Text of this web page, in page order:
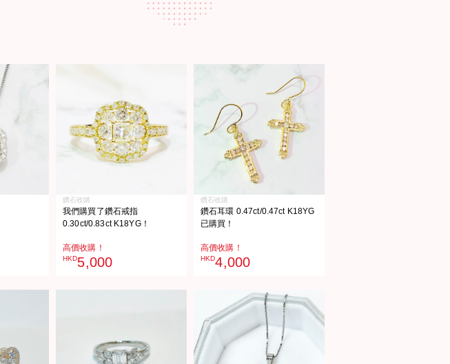
鑽石收購
我們購買了鑽石戒指
0.30ct/0.83ct K18YG！
高價收購！
HKD5,000
鑽石收購
鑽石耳環 0.47ct/0.47ct K18YG
已購買！
高價收購！
HKD4,000